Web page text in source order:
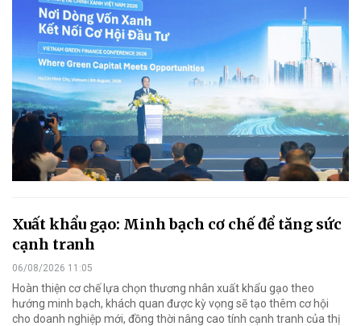
Xuất khẩu gạo: Minh bạch cơ chế để tăng sức
cạnh tranh
06/08/2026 11:05
Hoàn thiện cơ chế lựa chọn thương nhân xuất khẩu gạo theo
hướng minh bạch, khách quan được kỳ vọng sẽ tạo thêm cơ hội
cho doanh nghiệp mới, đồng thời nâng cao tính cạnh tranh của thị